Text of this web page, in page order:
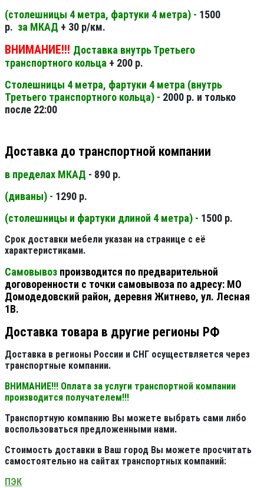
(столешницы 4 метра, фартуки 4 метра) - 1500
р. за МКАД + 30 р/км.
ВНИМАНИЕ!!! Доставка внутрь Третьего
транспортного кольца + 200 р.
Столешницы 4 метра, фартуки 4 метра (внутрь
Третьего транспортного кольца) - 2000 р. и только
после 22:00
Доставка до транспортной компании
в пределах МКАД - 890 р.
(диваны) - 1290 р.
(столешницы и фартуки длиной 4 метра) - 1500 р.
Срок доставки мебели указан на странице с её
характеристиками.
Самовывоз производится по предварительной
договоренности с точки самовывоза по адресу: МО
Домодедовский район, деревня Житнево, ул. Лесная
1В.
Доставка товара в другие регионы РФ
Доставка в регионы России и СНГ осуществляется через
транспортные компании.
ВНИМАНИЕ!!! Оплата за услуги транспортной компании
производится получателем!!!
Транспортную компанию Вы можете выбрать сами либо
воспользоваться предложенными нами.
Стоимость доставки в Ваш город Вы можете просчитать
самостоятельно на сайтах транспортных компаний:
ПЭК